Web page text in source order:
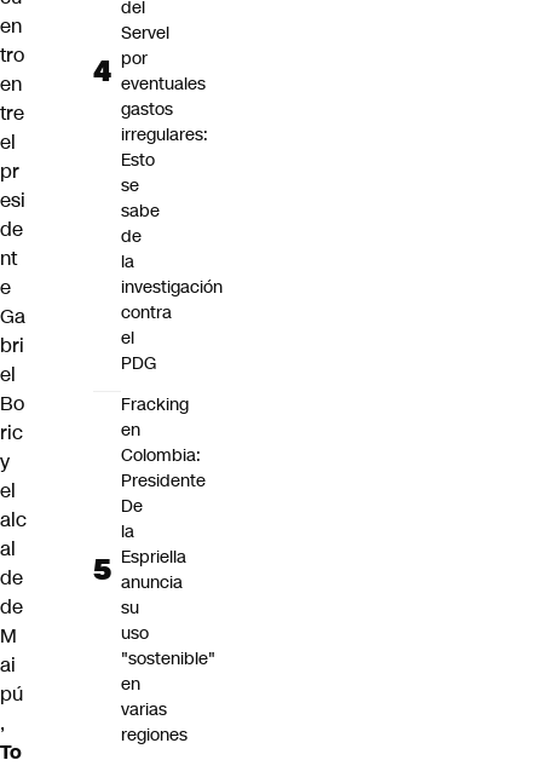
en
tro
en
tre
el
pr
esi
de
nt
e
Ga
bri
el
Bo
ric
y
el
alc
al
de
de
M
ai
pú
,
To
del
Servel
por
eventuales
gastos
irregulares:
Esto
se
sabe
de
la
investigación
contra
el
PDG
Fracking
en
Colombia:
Presidente
De
la
Espriella
anuncia
su
uso
"sostenible"
en
varias
regiones